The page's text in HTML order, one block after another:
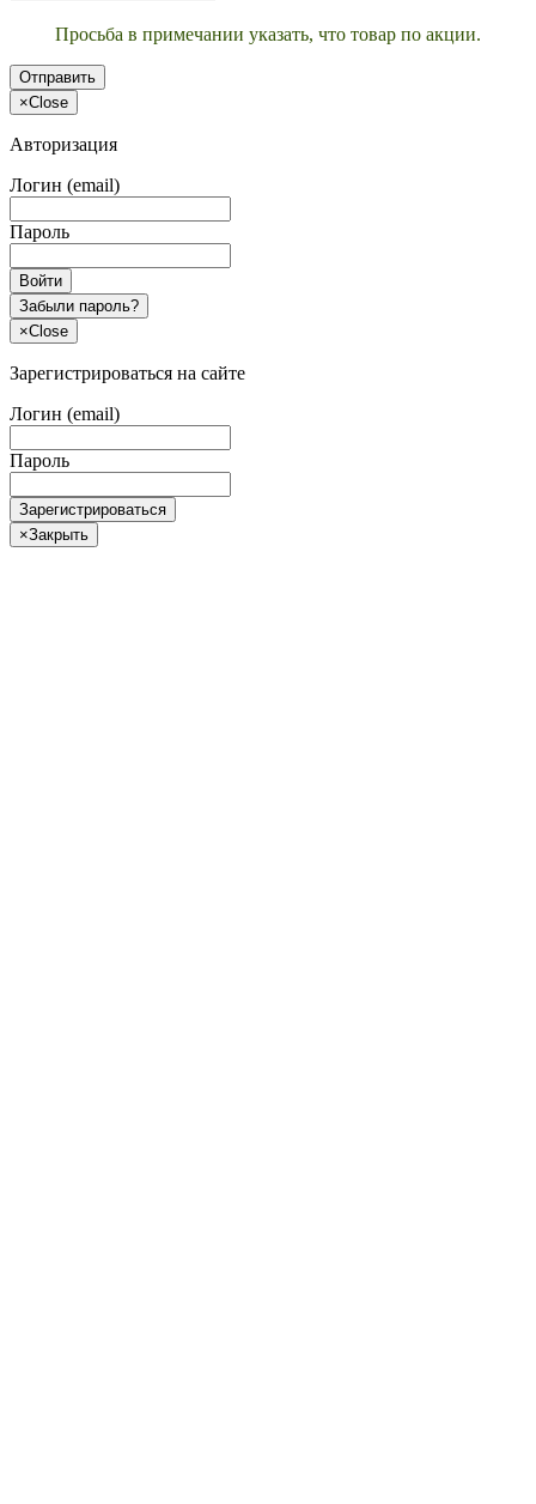
Просьба в примечании указать, что товар по акции.
Отправить
×Close
Авторизация
Логин (email)
Пароль
Войти
Забыли пароль?
×Close
Зарегистрироваться на сайте
Логин (email)
Пароль
Зарегистрироваться
×Закрыть